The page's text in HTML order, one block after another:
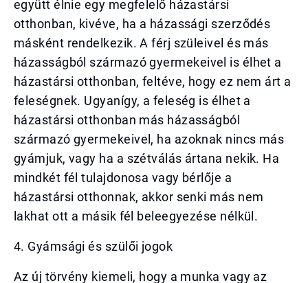
együtt élnie egy megfelelő házastársi
otthonban, kivéve, ha a házassági szerződés
másként rendelkezik. A férj szüleivel és más
házasságból származó gyermekeivel is élhet a
házastársi otthonban, feltéve, hogy ez nem árt a
feleségnek. Ugyanígy, a feleség is élhet a
házastársi otthonban más házasságból
származó gyermekeivel, ha azoknak nincs más
gyámjuk, vagy ha a szétválás ártana nekik. Ha
mindkét fél tulajdonosa vagy bérlője a
házastársi otthonnak, akkor senki más nem
lakhat ott a másik fél beleegyezése nélkül.
4. Gyámsági és szülői jogok
Az új törvény kiemeli, hogy a munka vagy az